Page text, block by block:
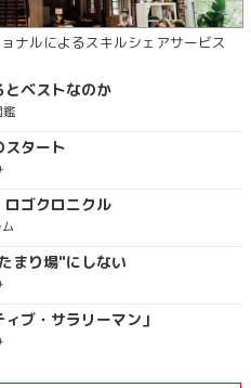
ナルによるスキルシェアサービス
とベストなのか
鑑
スタート
ロゴクロニクル
まり場"にしない
ブ・サラリーマン」